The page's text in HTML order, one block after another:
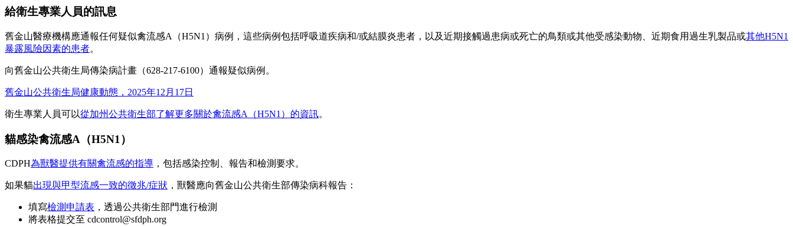
給衛生專業人員的訊息
舊金山醫療機構應通報任何疑似禽流感A（H5N1）病例，這些病例包括呼吸道疾病和/或結膜炎患者，以及近期接觸過患病或死亡的鳥類或其他受感染動物、近期食用過生乳製品或其他H5N1
暴露風險因素的患者。
向舊金山公共衛生局傳染病計畫（628-217-6100）通報疑似病例。
舊金山公共衛生局健康動態，2025年12月17日
衛生專業人員可以從加州公共衛生部了解更多關於禽流感A（H5N1）的資訊。
貓感染禽流感A（H5N1）
CDPH為獸醫提供有關禽流感的指導 ，包括感染控制、報告和檢測要求。
如果貓出現與甲型流感一致的徵兆/症狀 ，獸醫應向舊金山公共衛生部傳染病科報告：
填寫檢測申請表 ，透過公共衛生部門進行檢測
將表格提交至 cdcontrol@sfdph.org